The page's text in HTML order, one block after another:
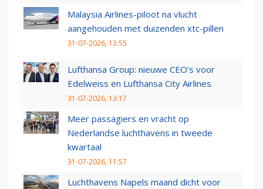
Malaysia Airlines-piloot na vlucht
aangehouden met duizenden xtc-pillen
31-07-2026, 13:55
Lufthansa Group: nieuwe CEO’s voor
Edelweiss en Lufthansa City Airlines
31-07-2026, 13:17
Meer passagiers en vracht op
Nederlandse luchthavens in tweede
kwartaal
31-07-2026, 11:57
Luchthavens Napels maand dicht voor